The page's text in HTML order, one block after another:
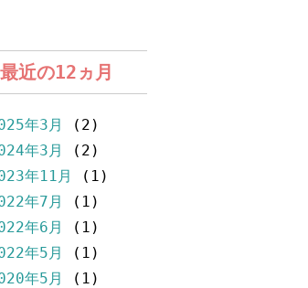
最近の12ヵ月
年3月
(2)
年3月
(2)
年11月
(1)
年7月
(1)
年6月
(1)
年5月
(1)
年5月
(1)